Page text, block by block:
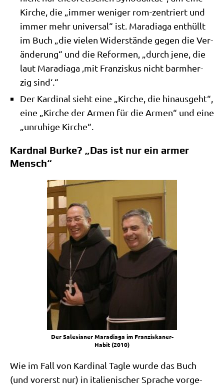
Kir­che, die „immer weni­ger rom-zen­triert und
immer mehr uni­ver­sal“ ist. Mara­dia­ga ent­hüllt
im Buch „die vie­len Wider­stän­de gegen die Ver­
än­de­rung“ und die Refor­men, „durch jene, die
laut Mara­dia­ga ‚mit Fran­zis­kus nicht barm­her­
zig sind‘.“
Der Kar­di­nal sieht eine „Kir­che, die hin­aus­geht“,
eine „Kir­che der Armen für die Armen“ und eine
„unru­hi­ge Kirche“.
Kardnal Burke? „Das ist nur ein armer
Mensch“
Der Sale­sia­ner Mara­dia­ga im Fran­zis­ka­ner-
Habit (2010)
Wie im Fall von Kar­di­nal Tag­le wur­de das Buch
(und vor­erst nur) in ita­lie­ni­scher Spra­che vor­ge­